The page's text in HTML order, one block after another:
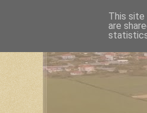
This site
are